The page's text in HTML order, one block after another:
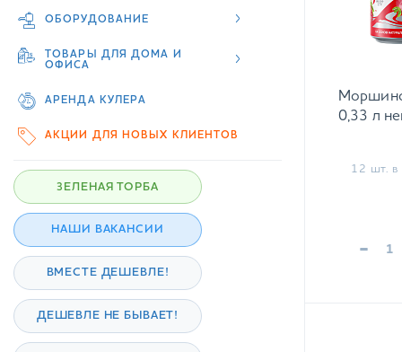
ОБОРУДОВАНИЕ
ТОВАРЫ ДЛЯ ДОМА И
ОФИСА
АРЕНДА КУЛЕРА
АКЦИИ ДЛЯ НОВЫХ КЛИЕНТОВ
ЗЕЛЕНАЯ ТОРБА
НАШИ ВАКАНСИИ
ВМЕСТЕ ДЕШЕВЛЕ!
ДЕШЕВЛЕ НЕ БЫВАЕТ!
0,33 л
12 шт. в
-